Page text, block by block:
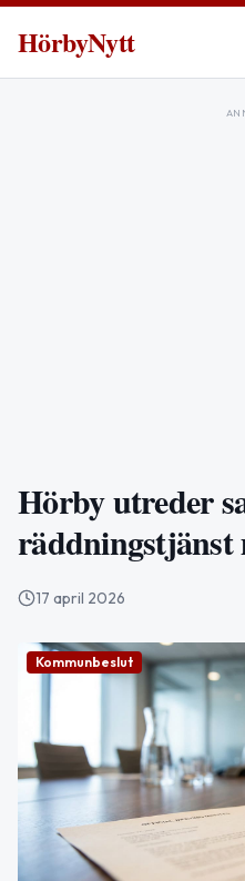
HörbyNytt
Hörby utreder
17 april 2026
Kommunbeslut